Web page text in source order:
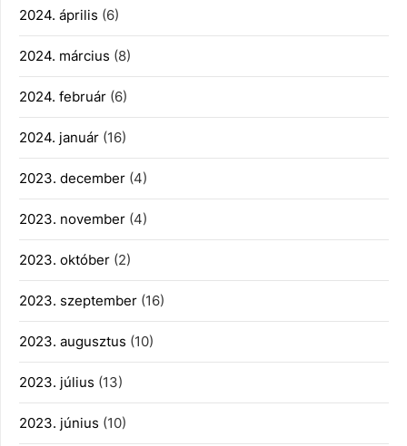
2024. április (6)
2024. március (8)
2024. február (6)
2024. január (16)
2023. december (4)
2023. november (4)
2023. október (2)
2023. szeptember (16)
2023. augusztus (10)
2023. július (13)
2023. június (10)